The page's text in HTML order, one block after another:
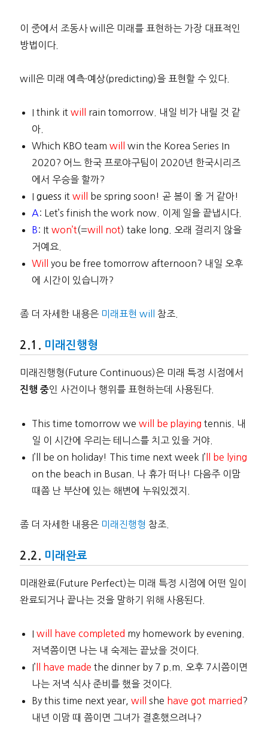
이 중에서 조동사 will은 미래를 표현하는 가장 대표적인
방법이다.
will은 미래 예측·예상(predicting)을 표현할 수 있다.
I think it will
rain tomorrow. 내일 비가 내릴 것 같
아.
Which KBO team will
win the Korea Series In
2020? 어느 한국 프로야구팀이 2020년 한국시리즈
에서 우승을 할까?
I guess it will
be spring soon! 곧 봄이 올 거 같아!
A: Let’s finish the work now. 이제 일을 끝냅시다.
B: It won’t(=will not) take long. 오래 걸리지 않을
거예요.
Will
you be free tomorrow afternoon? 내일 오후
에 시간이 있습니까?
좀 더 자세한 내용은 미래표현 will 참조.
미래진행형
미래진행형(Future Continuous)은 미래 특정 시점에서
진행 중인 사건이나 행위를 표현하는데 사용된다.
This time tomorrow we will be playing tennis. 내
일 이 시간에 우리는 테니스를 치고 있을 거야.
I’ll be on holiday! This time next week I’ ll be lying
on the beach in Busan. 나 휴가 떠나! 다음주 이맘
때쯤 난 부산에 있는 해변에 누워있겠지.
좀 더 자세한 내용은 미래진행형 참조.
미래완료
미래완료(Future Perfect)는 미래 특정 시점에 어떤 일이
완료되거나 끝나는 것을 말하기 위해 사용된다.
I will have completed my homework by evening.
저녁쯤이면 나는 내 숙제는 끝났을 것이다.
I’ ll have made the dinner by 7 p.m. 오후 7시쯤이면
나는 저녁 식사 준비를 했을 것이다.
By this time next year, will she have got married ?
내년 이맘 때 쯤이면 그녀가 결혼했으려나?